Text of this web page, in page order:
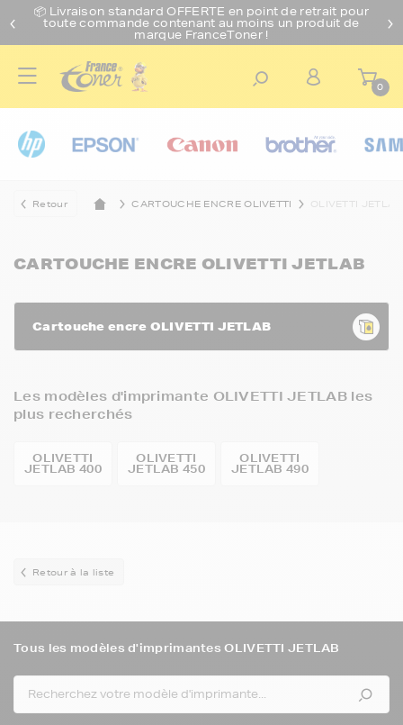
📦 Livraison standard OFFERTE en point de retrait pour
toute commande contenant au moins un produit de
marque FranceToner !
0
Retour CARTOUCHE ENCRE OLIVETTI OLIVETTI JETLAB
CARTOUCHE ENCRE OLIVETTI JETLAB
Cartouche encre OLIVETTI JETLAB
Les modèles d'imprimante OLIVETTI JETLAB les
plus recherchés
OLIVETTI
JETLAB 400
OLIVETTI
JETLAB 450
OLIVETTI
JETLAB 490
Retour à la liste
Tous les modèles d'imprimantes OLIVETTI JETLAB